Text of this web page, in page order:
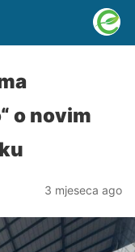
o novim
3 mjeseca ago